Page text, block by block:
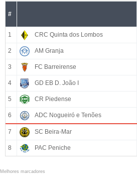
#
1 CRC Quinta dos Lombos
2 AM Granja
3 FC Barreirense
4 GD EB D. João I
5 CR Piedense
6 ADC Nogueiró e Tenões
7 SC Beira-Mar
8 PAC Peniche
Melhores marcadores